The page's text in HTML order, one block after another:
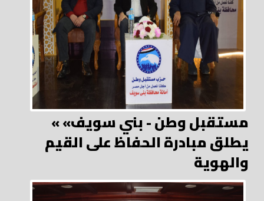
« مستقبل وطن - بني سويف»
يطلق مبادرة الحفاظ على القيم
والهوية